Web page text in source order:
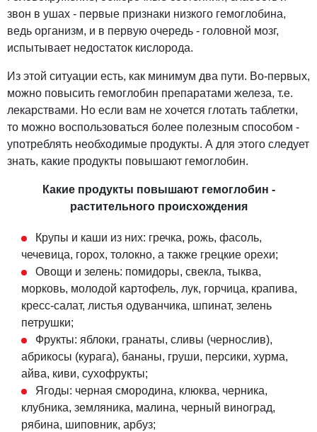
звон в ушах - первые признаки низкого гемоглобина,
ведь организм, и в первую очередь - головной мозг,
испытывает недостаток кислорода.
Из этой ситуации есть, как минимум два пути. Во-первых,
можно повысить гемоглобин препаратами железа, т.е.
лекарствами. Но если вам не хочется глотать таблетки,
то можно воспользоваться более полезным способом -
употреблять необходимые продукты. А для этого следует
знать, какие продукты повышают гемоглобин.
Какие продукты повышают гемоглобин -
растительного происхождения
Крупы и каши из них: гречка, рожь, фасоль,
чечевица, горох, толокно, а также грецкие орехи;
Овощи и зелень: помидоры, свекла, тыква,
морковь, молодой картофель, лук, горчица, крапива,
кресс-салат, листья одуванчика, шпинат, зелень
петрушки;
Фрукты: яблоки, гранаты, сливы (чернослив),
абрикосы (курага), бананы, груши, персики, хурма,
айва, киви, сухофрукты;
Ягоды: черная смородина, клюква, черника,
клубника, земляника, малина, черный виноград,
рябина, шиповник, арбуз;